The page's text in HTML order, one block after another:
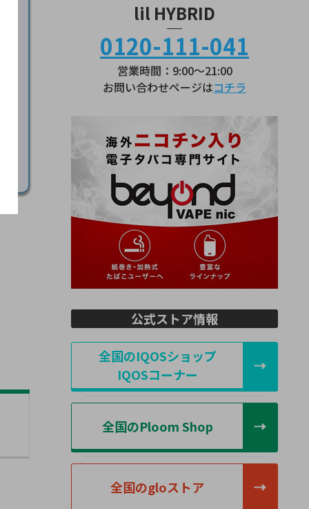
lil HYBRID
0120-111-041
営業時間：9:00～21:00
お問い合わせページはコチラ
公式ストア情報
全国のIQOSショップ
IQOSコーナー
全国のPloom Shop
全国のgloストア